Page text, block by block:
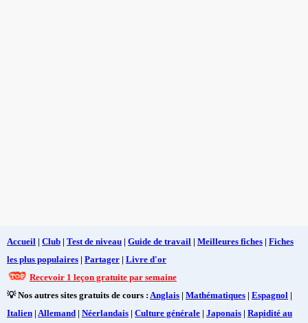
Accueil | Club | Test de niveau | Guide de travail | Meilleures fiches | Fiches
les plus populaires | Partager | Livre d'or
Recevoir 1 leçon gratuite par semaine
💡 Nos autres sites gratuits de cours : Anglais | Mathématiques | Espagnol |
Italien | Allemand | Néerlandais | Culture générale | Japonais | Rapidité au